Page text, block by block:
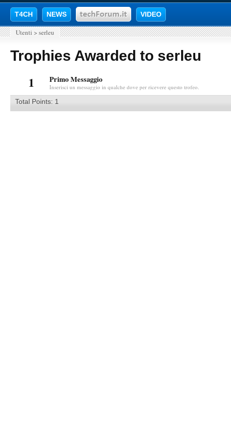
T4CH NEWS VIDEO
Utenti > serleu
Trophies Awarded to serleu
1 Primo Messaggio
Inserisci un messaggio in qualche dove per ricevere questo trofeo.
Total Points: 1